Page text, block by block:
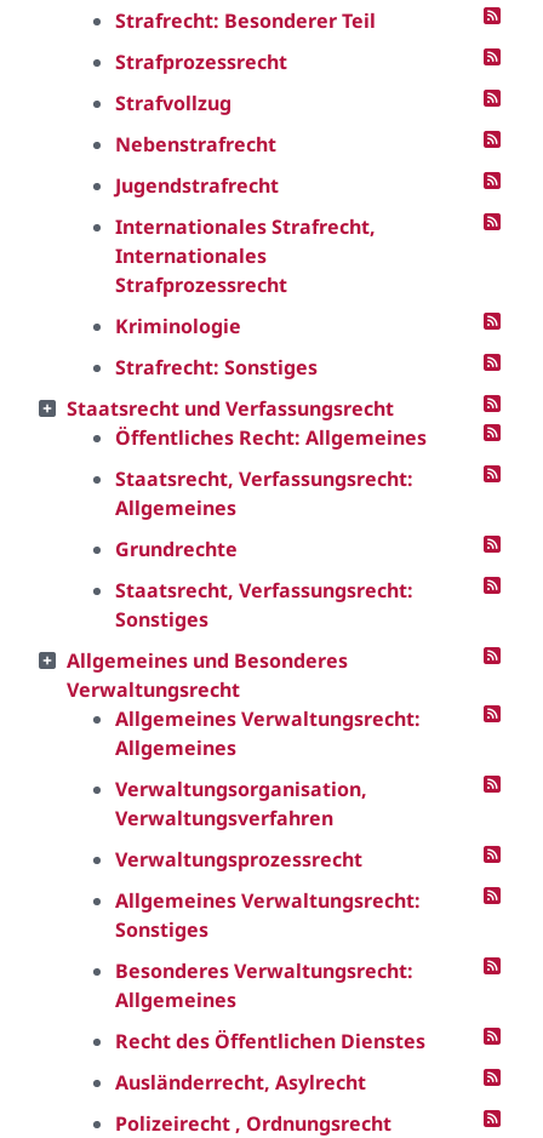
Strafrecht: Besonderer Teil
Strafprozessrecht
Strafvollzug
Nebenstrafrecht
Jugendstrafrecht
Internationales Strafrecht,
Internationales
Strafprozessrecht
Kriminologie
Strafrecht: Sonstiges
Staatsrecht und Verfassungsrecht
Öffentliches Recht: Allgemeines
Staatsrecht, Verfassungsrecht:
Allgemeines
Grundrechte
Staatsrecht, Verfassungsrecht:
Sonstiges
Allgemeines und Besonderes
Verwaltungsrecht
Allgemeines Verwaltungsrecht:
Allgemeines
Verwaltungsorganisation,
Verwaltungsverfahren
Verwaltungsprozessrecht
Allgemeines Verwaltungsrecht:
Sonstiges
Besonderes Verwaltungsrecht:
Allgemeines
Recht des Öffentlichen Dienstes
Ausländerrecht, Asylrecht
Polizeirecht , Ordnungsrecht